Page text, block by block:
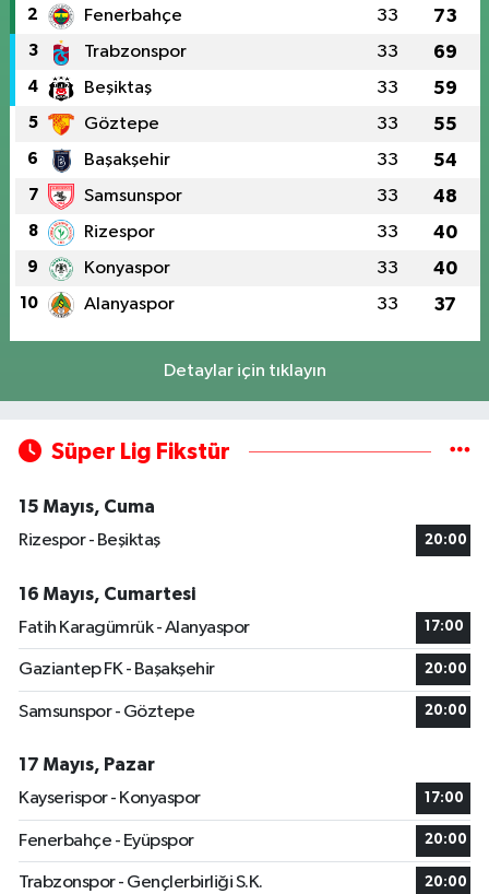
2 Fenerbahçe 33 73
3 Trabzonspor 33 69
4 Beşiktaş 33 59
5 Göztepe 33 55
6 Başakşehir 33 54
7 Samsunspor 33 48
8 Rizespor 33 40
9 Konyaspor 33 40
10 Alanyaspor 33 37
Detaylar için tıklayın
Süper Lig Fikstür
15 Mayıs, Cuma
Rizespor - Beşiktaş
20:00
16 Mayıs, Cumartesi
Fatih Karagümrük - Alanyaspor
17:00
Gaziantep FK - Başakşehir 20:00
Samsunspor - Göztepe 20:00
17 Mayıs, Pazar
Kayserispor - Konyaspor
17:00
Fenerbahçe - Eyüpspor 20:00
Trabzonspor - Gençlerbirliği S.K. 20:00